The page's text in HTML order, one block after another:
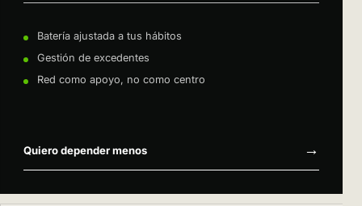
Batería ajustada a tus hábitos
Gestión de excedentes
Red como apoyo, no como centro
Quiero depender menos →